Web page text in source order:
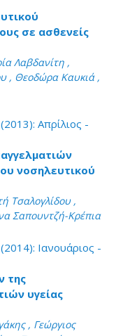
σε ασθενείς
Λαβδανίτη ,
, Θεοδώρα Καυκιά ,
Απρίλιος -
νοσηλευτικού
Τσαλογλίδου ,
Σαπουντζή-Κρέπια
Ιανουάριος -
της
υγείας
, Γεώργιος